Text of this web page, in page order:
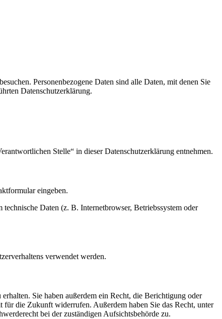
Personenbezogene Daten sind alle Daten, mit denen Sie
Datenschutzerklärung.
Stelle“ in dieser Datenschutzerklärung entnehmen.
eingeben.
Daten (z. B. Internetbrowser, Betriebssystem oder
verwendet werden.
Sie haben außerdem ein Recht, die Berichtigung oder
die Zukunft widerrufen. Außerdem haben Sie das Recht, unter
bei der zuständigen Aufsichtsbehörde zu.